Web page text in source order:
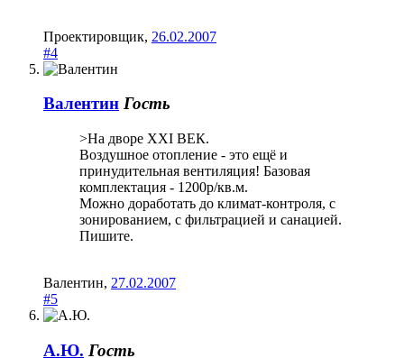
Проектировщик, 26.02.2007
#4
Валентин Гость
>На дворе XXI ВЕК.
Воздушное отопление - это ещё и
принудительная вентиляция! Базовая
комплектация - 1200р/кв.м.
Можно доработать до климат-контроля, с
зонированием, с фильтрацией и санацией.
Пишите.
Валентин, 27.02.2007
#5
А.Ю. Гость